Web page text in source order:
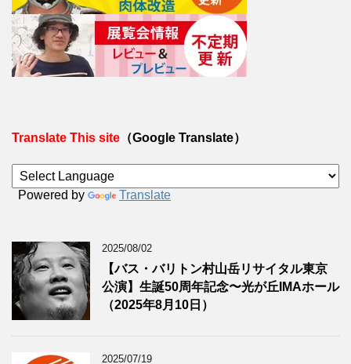
Translate This site （Google Translate）
Powered by Translate
2025/08/02
【バス・バリトン村山岳リサイタル東京
公演】生誕50周年記念〜光が丘IMAホール
（2025年8月10日）
2025/07/19